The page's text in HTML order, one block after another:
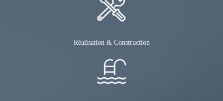
Réalisation & Construction